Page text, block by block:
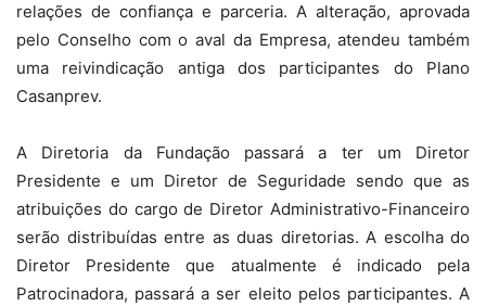
relações de confiança e parceria. A alteração, aprovada
pelo Conselho com o aval da Empresa, atendeu também
uma reivindicação antiga dos participantes do Plano
Casanprev.
A Diretoria da Fundação passará a ter um Diretor
Presidente e um Diretor de Seguridade sendo que as
atribuições do cargo de Diretor Administrativo-Financeiro
serão distribuídas entre as duas diretorias. A escolha do
Diretor Presidente que atualmente é indicado pela
Patrocinadora, passará a ser eleito pelos participantes. A